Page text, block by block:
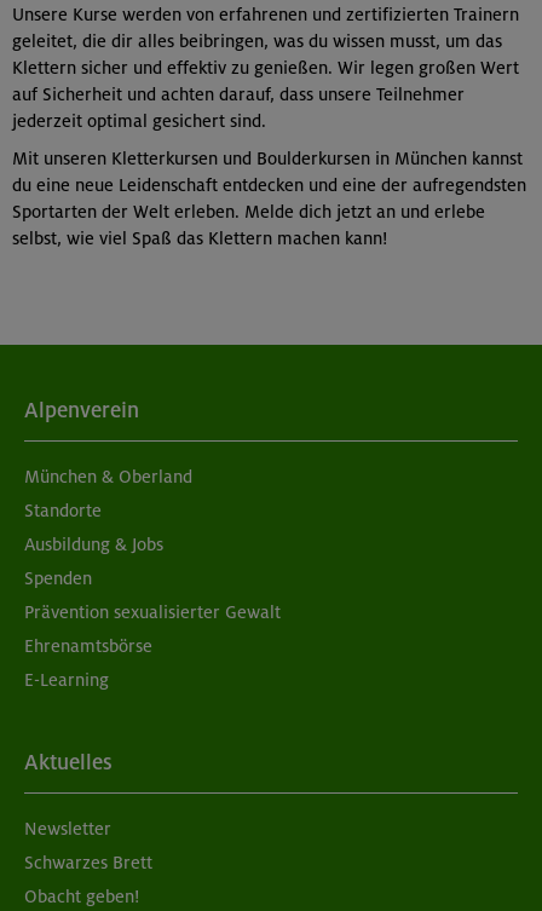
Unsere Kurse werden von erfahrenen und zertifizierten Trainern
geleitet, die dir alles beibringen, was du wissen musst, um das
Klettern sicher und effektiv zu genießen. Wir legen großen Wert
auf Sicherheit und achten darauf, dass unsere Teilnehmer
jederzeit optimal gesichert sind.
Mit unseren Kletterkursen und Boulderkursen in München kannst
du eine neue Leidenschaft entdecken und eine der aufregendsten
Sportarten der Welt erleben. Melde dich jetzt an und erlebe
selbst, wie viel Spaß das Klettern machen kann!
Alpenverein
München & Oberland
Standorte
Ausbildung & Jobs
Spenden
Prävention sexualisierter Gewalt
Ehrenamtsbörse
E-Learning
Aktuelles
Newsletter
Schwarzes Brett
Obacht geben!